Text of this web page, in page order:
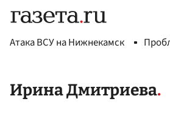
Атака ВСУ на Нижнекамск
Ирина Дмитриева